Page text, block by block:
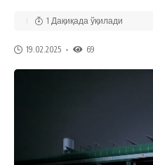
19.02.2025 69
1 Дақиқада ўқилади